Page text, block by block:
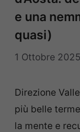
e una
quasi)
1 Ottobre 2025
Direzione
più belle
la mente e